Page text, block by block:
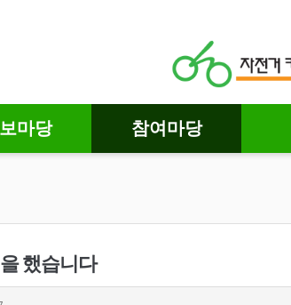
마당 참여마당
했습니다